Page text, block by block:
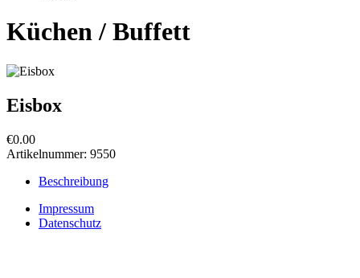
Küchen / Buffett
Eisbox
€0.00
Artikelnummer: 9550
Beschreibung
Impressum
Datenschutz